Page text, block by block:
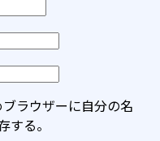
ラウザーに自分の名
する。